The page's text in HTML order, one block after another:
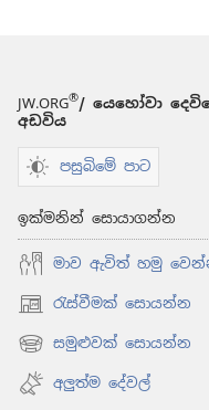
JW.ORG®/ යෙහෝවා
අඩවිය
පසුබිමේ පාට
ඉක්මනින් සොයාගන්න
මාව ඇවිත් හමු
රැස්වීමක් සොයන්න
(opens
new
window)
සමුළුවක් සොයන්න
(opens
new
window)
අලුත්ම දේවල්